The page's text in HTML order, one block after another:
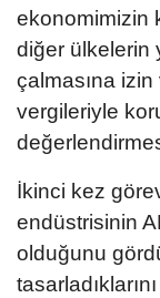
ekonomimizin
diğer ülkelerin
çalmasına
vergileriyle
İkinci kez
endüstrisinin
olduğunu